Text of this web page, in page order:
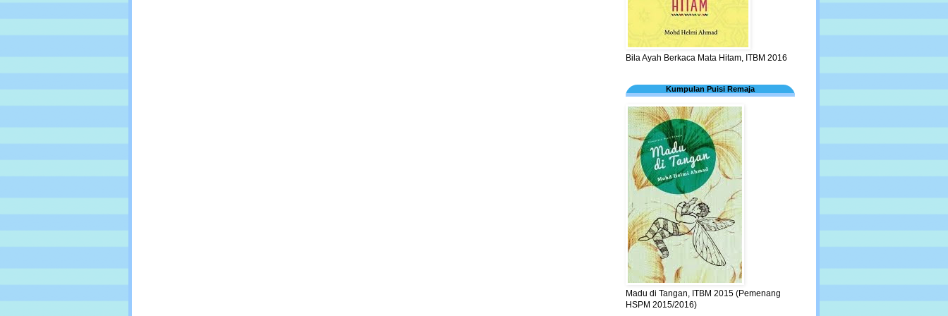
Bila Ayah Berkaca Mata Hitam, ITBM 2016
Kumpulan Puisi Remaja
Madu di Tangan, ITBM 2015 (Pemenang
HSPM 2015/2016)